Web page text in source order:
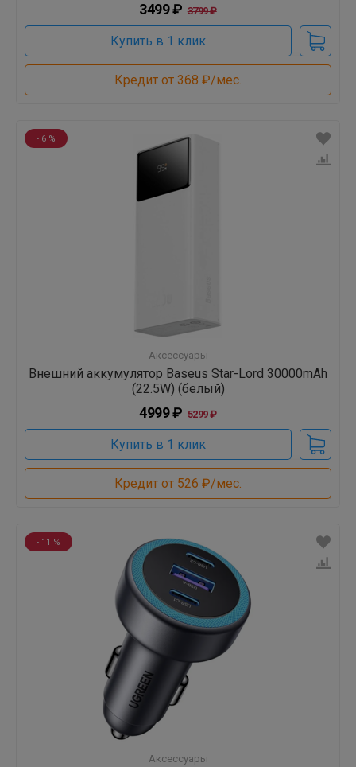
3499 ₽ 3799 ₽
Купить в 1 клик
Кредит от 368 ₽/мес.
- 6 %
Аксессуары
Внешний аккумулятор Baseus Star-Lord 30000mAh
(22.5W) (белый)
4999 ₽ 5299 ₽
Купить в 1 клик
Кредит от 526 ₽/мес.
- 11 %
Аксессуары